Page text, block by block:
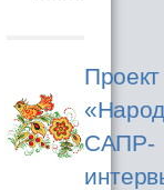
Проект
САПР-